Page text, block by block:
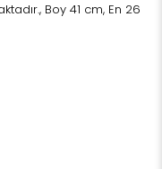
Boy 41 cm, En 26